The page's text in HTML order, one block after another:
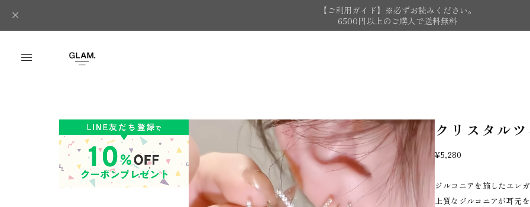
【ご利用ガイド】※必ずお読みください。
6500円以上のご購入で送料無料
クリスタル
¥5,280
ジルコニアを施したエレ
上質なジルコニアが耳元